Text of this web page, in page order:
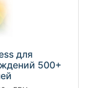
для
500+